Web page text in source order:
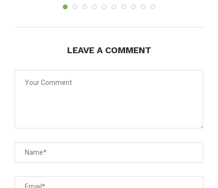
LEAVE A COMMENT